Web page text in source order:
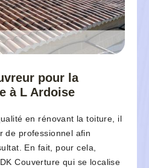
pour la
à L Ardoise
en rénovant la toiture, il
de professionnel afin
En fait, pour cela,
Couverture qui se localise